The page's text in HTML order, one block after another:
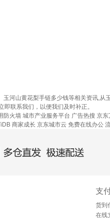
河山黄花梨手链多少钱等相关资讯,
联系我们，以便我们及时补正。
防火墙 城市产业服务平台 广告热搜 京东
商家成长 京东城市云 免费在线办公
仓直发，极速配送
支
货到
在线